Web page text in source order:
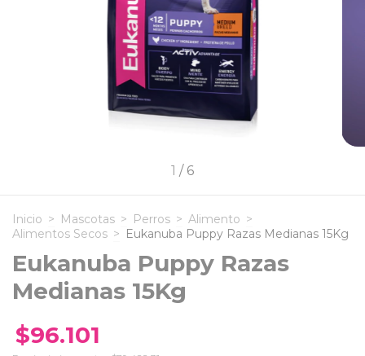
1 / 6
Inicio > Mascotas > Perros > Alimento >
Alimentos Secos > Eukanuba Puppy Razas Medianas 15Kg
Eukanuba Puppy Razas
Medianas 15Kg
$96.101